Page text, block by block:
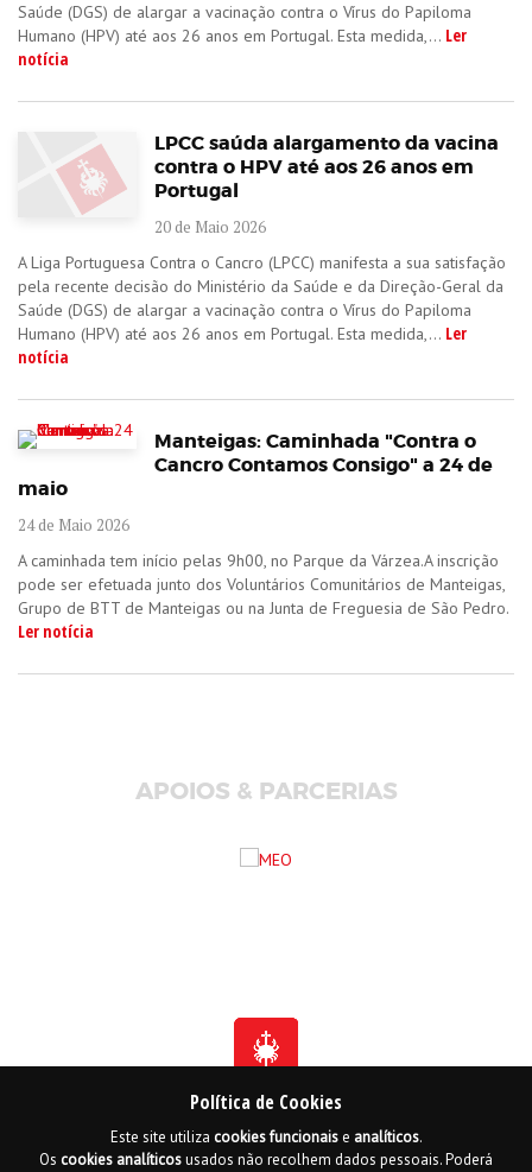
Política de Cookies
Este site utiliza cookiesfuncionaise analíticos.
Os cookies analíticosusados não recolhem dados pessoais. Poderá
Saúde (DGS) de alargar a vacinação contra o Vírus do Papiloma
Humano (HPV) até aos 26 anos em Portugal. Esta medida,... Ler
notícia
LPCC saúda alargamento da vacina
contra o HPV até aos 26 anos em
Portugal
20 de Maio 2026
A Liga Portuguesa Contra o Cancro (LPCC) manifesta a sua satisfação
pela recente decisão do Ministério da Saúde e da Direção-Geral da
Saúde (DGS) de alargar a vacinação contra o Vírus do Papiloma
Humano (HPV) até aos 26 anos em Portugal. Esta medida,... Ler
notícia
Manteigas: Caminhada "Contra o
Cancro Contamos Consigo" a 24 de
maio
24 de Maio 2026
A caminhada tem início pelas 9h00, no Parque da Várzea.A inscrição
pode ser efetuada junto dos Voluntários Comunitários de Manteigas,
Grupo de BTT de Manteigas ou na Junta de Freguesia de São Pedro.
Ler notícia
APOIOS & PARCERIAS
Fundada em 1941
Membro Honorário da Ordem de Benemerência - 1966